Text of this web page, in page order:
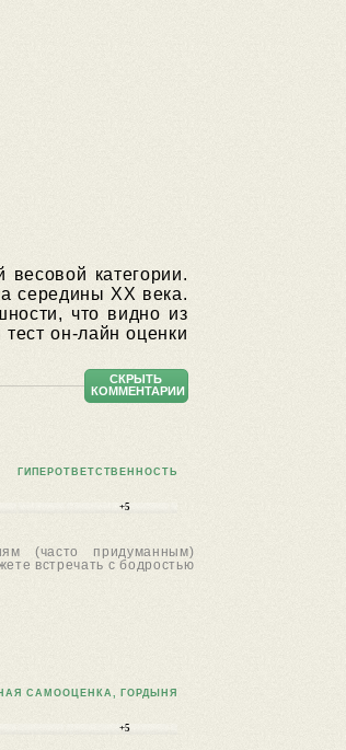
категории.
середины XX века.
что видно из
он-лайн оценки
СКРЫТЬ
КОММЕНТАРИИ
ГИПЕРОТВЕТСТВЕННОСТЬ
+5
(часто придуманным)
встречать с бодростью
САМООЦЕНКА, ГОРДЫНЯ
+5